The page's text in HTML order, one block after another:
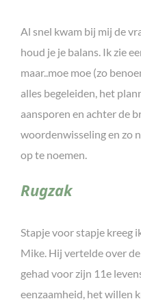
Al snel kwam bij mij de
houd je je balans. Ik zie
maar..moe moe (zo
alles begeleiden, het
aansporen en achter de
woordenwisseling en zo
op te noemen.
Rugzak
Stapje voor stapje kreeg
Mike. Hij vertelde over
gehad voor zijn 11e
eenzaamheid, het willen